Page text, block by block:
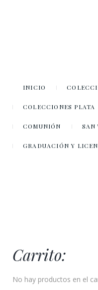
INICIO
COLECCIONES PLATA
COMUNIÓN SAN
GRADUACIÓN Y
Carrito:
No hay productos en el